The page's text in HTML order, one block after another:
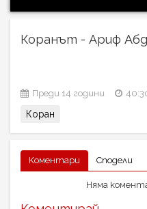
Коранът - Ариф
Преди 14 години
Коран
Коментари Сподели
Няма